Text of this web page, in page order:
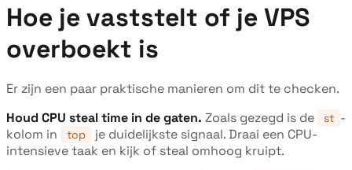
Hoe je vaststelt of je VPS
overboekt is
Er zijn een paar praktische manieren om dit te checken.
Houd CPU steal time in de gaten. Zoals gezegd is de st -
kolom in
top
je duidelijkste signaal. Draai een CPU-
intensieve taak en kijk of steal omhoog kruipt.